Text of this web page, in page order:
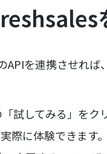
APIを連携させれ
試してみる」をク
際に体験できます。